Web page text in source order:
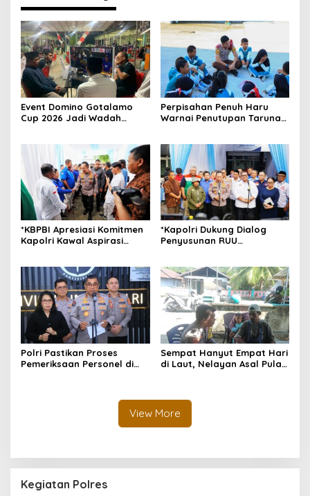
Event Domino Gotalamo
Cup 2026 Jadi Wadah
Morotai
Perpisahan Penuh Haru
Warnai Penutupan Taruna
*KBPBI Apresiasi Komitmen
Kapolri Kawal Aspirasi
*Kapolri Dukung Dialog
Penyusunan RUU
Polri Pastikan Proses
Pemeriksaan Personel di
Sempat Hanyut Empat Hari
di Laut, Nelayan Asal Pulau
View More
Kegiatan Polres